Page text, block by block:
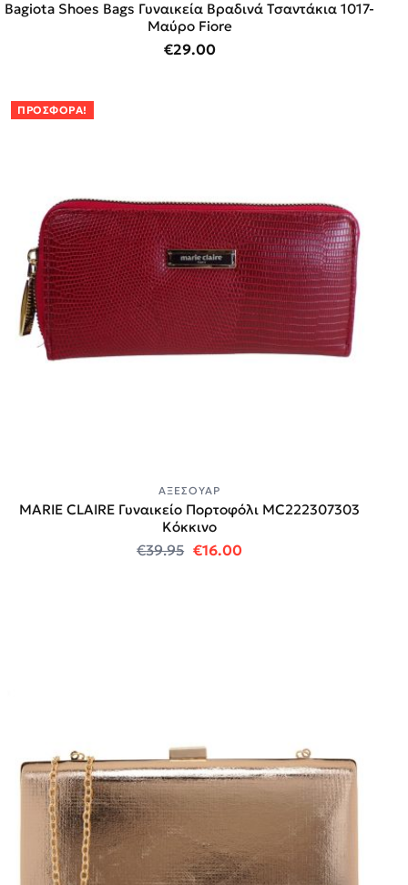
Bagiota Shoes Bags Γυναικεία Βραδινά Τσαντάκια 1017-
Μαύρο Fiore
€29.00
ΠΡΟΣΦΟΡΆ!
ΑΞΕΣΟΥΆΡ
MARIE CLAIRE Γυναικείο Πορτοφόλι MC222307303
Κόκκινο
€39.95 Original price was: €39.95.
€16.00Η τρέχουσα τιμή